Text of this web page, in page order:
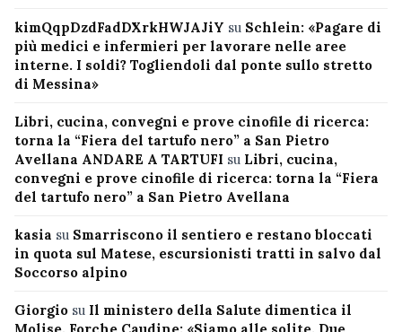
kimQqpDzdFadDXrkHWJAJiY su Schlein: «Pagare di
più medici e infermieri per lavorare nelle aree
interne. I soldi? Togliendoli dal ponte sullo stretto
di Messina»
Libri, cucina, convegni e prove cinofile di ricerca:
torna la “Fiera del tartufo nero” a San Pietro
Avellana ANDARE A TARTUFI su Libri, cucina,
convegni e prove cinofile di ricerca: torna la “Fiera
del tartufo nero” a San Pietro Avellana
kasia su Smarriscono il sentiero e restano bloccati
in quota sul Matese, escursionisti tratti in salvo dal
Soccorso alpino
Giorgio su Il ministero della Salute dimentica il